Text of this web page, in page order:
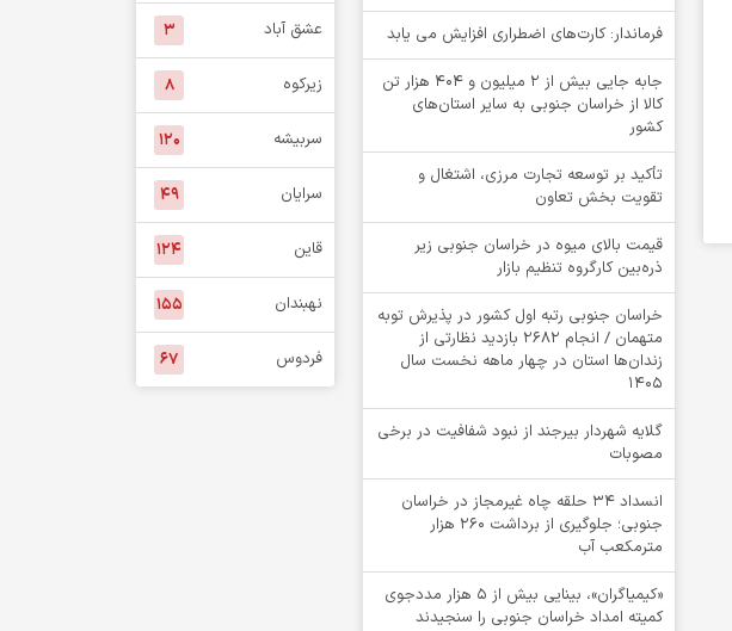
فرماندار: کارت‌های اضطراری افزایش می یابد
جابه جایی بیش از 2 میلیون و 404 هزار تن
کالا از خراسان جنوبی به سایر استان‌های
کشور
تأکید بر توسعه تجارت مرزی، اشتغال و
تقویت بخش تعاون
قیمت بالای میوه در خراسان جنوبی زیر
ذره‌بین کارگروه تنظیم بازار
خراسان جنوبی رتبه اول کشور در پذیرش توبه
متهمان / انجام ۲۶۸۲ بازدید نظارتی از
زندان‌ها استان در چهار ماهه نخست سال
1405
گلایه شهردار بیرجند از نبود شفافیت در برخی
مصوبات
انسداد ۳۴ حلقه چاه غیرمجاز در خراسان
جنوبی؛ جلوگیری از برداشت ۲۶۰ هزار
مترمکعب آب
«کیمیاگران»، بینایی بیش از ۵ هزار مددجوی
کمیته امداد خراسان جنوبی را سنجیدند
عشق آباد ۳
زیرکوه ۸
سربیشه ۱۲۰
سرایان ۴۹
قاین ۱۲۴
نهبندان ۱۵۵
فردوس ۶۷